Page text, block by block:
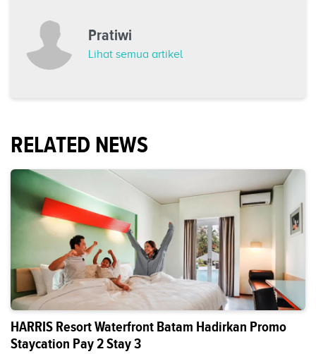
Pratiwi
Lihat semua artikel
RELATED NEWS
HARRIS Resort Waterfront Batam Hadirkan Promo
Staycation Pay 2 Stay 3